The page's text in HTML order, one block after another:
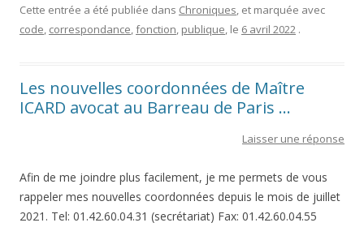
Cette entrée a été publiée dans Chroniques, et marquée avec
code, correspondance,fonction, publique, le 6 avril 2022 .
Les nouvelles coordonnées de Maître
ICARD avocat au Barreau de Paris …
Laisser une réponse
Afin de me joindre plus facilement, je me permets de vous
rappeler mes nouvelles coordonnées depuis le mois de juillet
2021. Tel: 01.42.60.04.31 (secrétariat) Fax: 01.42.60.04.55